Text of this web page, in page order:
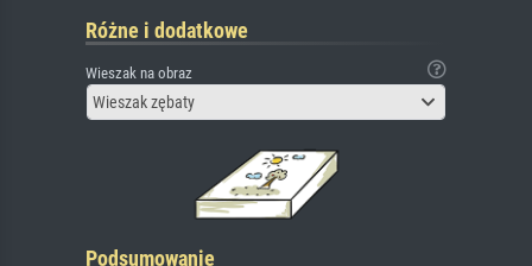
Różne i dodatkowe
Wieszak na obraz
Wieszak zębaty
Podsumowanie